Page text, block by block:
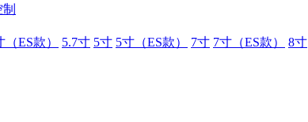
（ES款） 5.7寸 5寸 5寸（ES款） 7寸 7寸（ES款） 8寸